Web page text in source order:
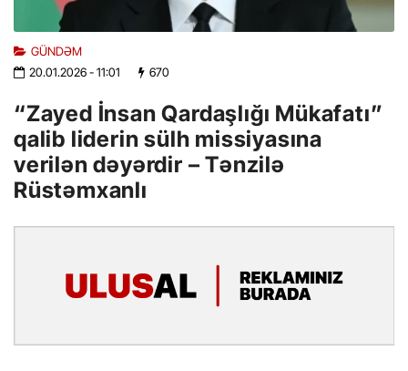
GÜNDƏM
20.01.2026- 11:01 670
“Zayed İnsan Qardaşlığı Mükafatı”
qalib liderin sülh missiyasına
verilən dəyərdir – Tənzilə
Rüstəmxanlı